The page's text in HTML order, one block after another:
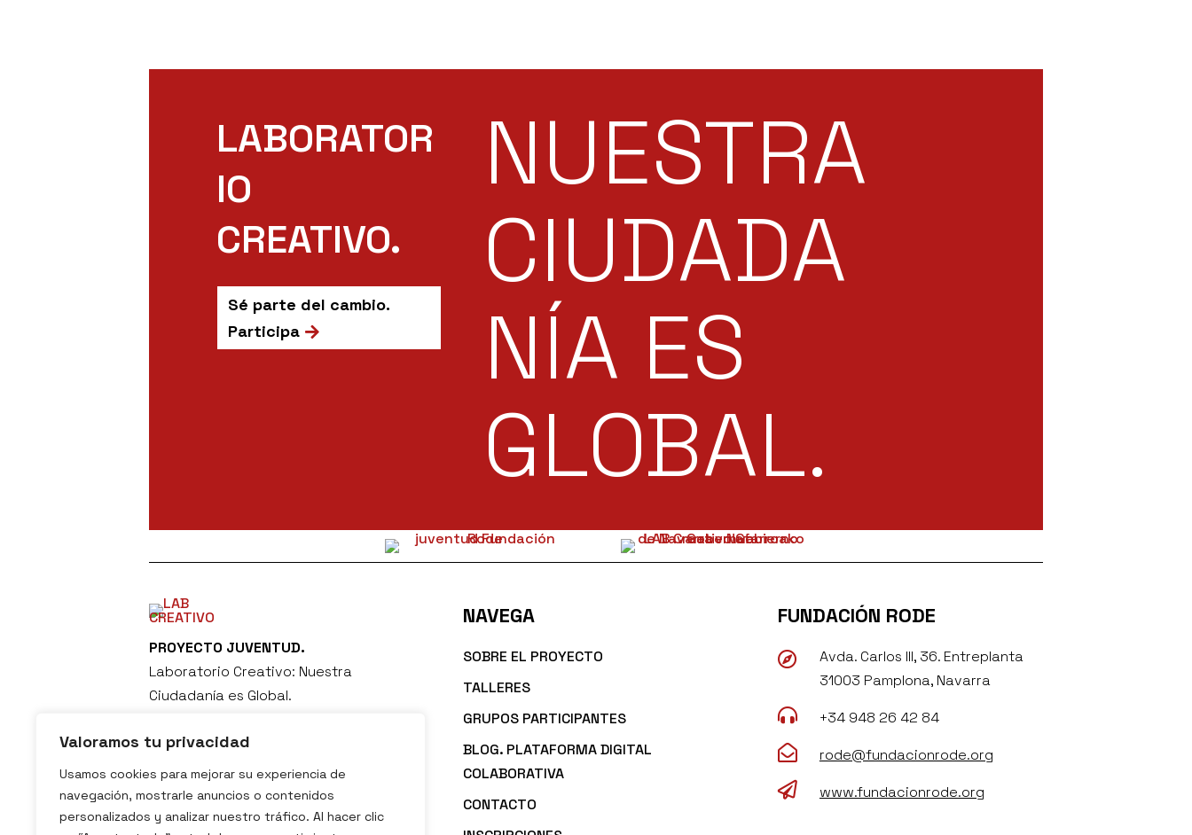
Valoramos tu privacidad
Usamos cookies para mejorar su experiencia de
navegación, mostrarle anuncios o contenidos
personalizados y analizar nuestro tráfico. Al hacer clic
LABORATOR
IO
CREATIVO.
Sé parte del cambio.
Participa
NUESTRA
CIUDADA
NÍA ES
GLOBAL.
PROYECTO JUVENTUD.
Laboratorio Creativo: Nuestra
Ciudadanía es Global.
NAVEGA
SOBRE EL PROYECTO
TALLERES
GRUPOS PARTICIPANTES
BLOG. PLATAFORMA DIGITAL
COLABORATIVA
CONTACTO
FUNDACIÓN RODE

Avda. Carlos III, 36. Entreplanta
31003 Pamplona, Navarra
 +34 948 26 42 84
 rode@fundacionrode.org
 www.fundacionrode.org